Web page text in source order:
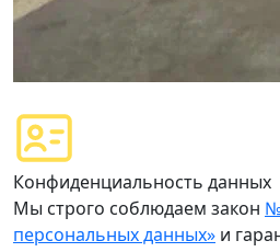
Конфиденциальность данных
Мы строго соблюдаем закон
персональных данных» и